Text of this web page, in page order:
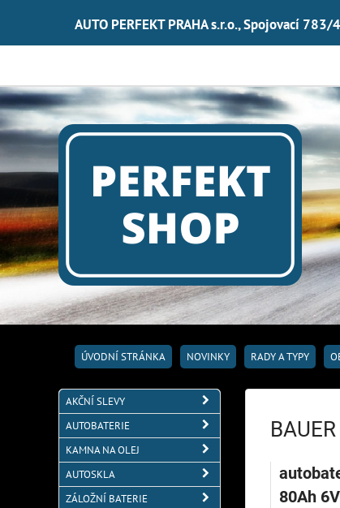
AUTO PERFEKT PRAHA s.r.o., Spojovací
ÚVODNÍ STRÁNKA NOVINKY RADY A TYPY
BAUER
80Ah
AKČNÍ SLEVY
AUTOBATERIE
KAMNA NA OLEJ
AUTOSKLA
ZÁLOŽNÍ BATERIE